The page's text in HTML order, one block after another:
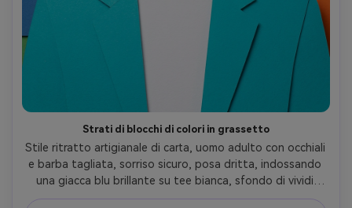
Strati di blocchi di colori in grassetto
Stile ritratto artigianale di carta, uomo adulto con occhiali
e barba tagliata, sorriso sicuro, posa dritta, indossando
una giacca blu brillante su tee bianca, sfondo di vividi
strati di cartone a blocchi di colori con rettangoli offset,